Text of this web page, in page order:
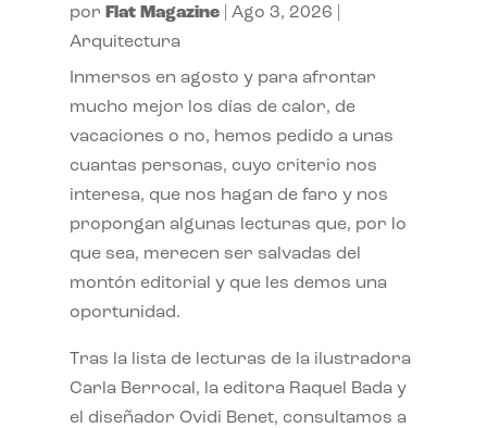
por Flat Magazine| Ago 3, 2026
Arquitectura
Inmersos en agosto y para afrontar
mucho mejor los días de calor, de
vacaciones o no, hemos pedido a unas
cuantas personas, cuyo criterio nos
interesa, que nos hagan de faro y nos
propongan algunas lecturas que, por lo
que sea, merecen ser salvadas del
montón editorial y que les demos una
oportunidad.
Tras la lista de lecturas de la ilustradora
Carla Berrocal, la editora Raquel Bada y
el diseñador Ovidi Benet, consultamos a